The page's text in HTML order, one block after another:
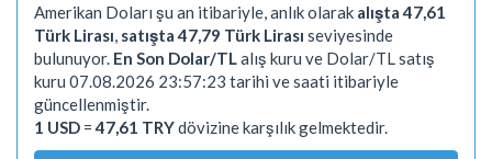
Amerikan Doları şu an itibariyle, anlık olarak alışta 47,61
Türk Lirası satışta 47,79 Türk Lirası seviyesinde
bulunuyor. En Son Dolar/TL alış kuru ve Dolar/TL satış
kuru 07.08.2026 23:57:23 tarihi ve saati itibariyle
güncellenmiştir.
1 USD =47,61 TRYdövizine karşılık gelmektedir.